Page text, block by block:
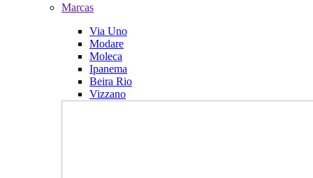
Marcas
Via Uno
Modare
Moleca
Ipanema
Beira Rio
Vizzano